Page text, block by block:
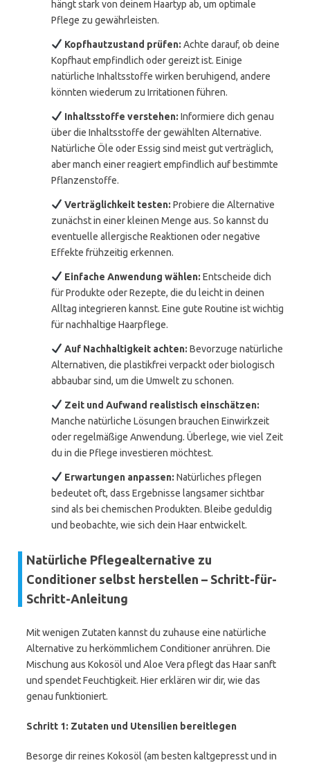
hängt stark von deinem Haartyp ab, um optimale
Pflege zu gewährleisten.
Kopfhautzustand prüfen: Achte darauf, ob deine
Kopfhaut empfindlich oder gereizt ist. Einige
natürliche Inhaltsstoffe wirken beruhigend, andere
könnten wiederum zu Irritationen führen.
Inhaltsstoffe verstehen: Informiere dich genau
über die Inhaltsstoffe der gewählten Alternative.
Natürliche Öle oder Essig sind meist gut verträglich,
aber manch einer reagiert empfindlich auf bestimmte
Pflanzenstoffe.
Verträglichkeit testen: Probiere die Alternative
zunächst in einer kleinen Menge aus. So kannst du
eventuelle allergische Reaktionen oder negative
Effekte frühzeitig erkennen.
Einfache Anwendung wählen: Entscheide dich
für Produkte oder Rezepte, die du leicht in deinen
Alltag integrieren kannst. Eine gute Routine ist wichtig
für nachhaltige Haarpflege.
Auf Nachhaltigkeit achten: Bevorzuge natürliche
Alternativen, die plastikfrei verpackt oder biologisch
abbaubar sind, um die Umwelt zu schonen.
Zeit und Aufwand realistisch einschätzen:
Manche natürliche Lösungen brauchen Einwirkzeit
oder regelmäßige Anwendung. Überlege, wie viel Zeit
du in die Pflege investieren möchtest.
Erwartungen anpassen: Natürliches pflegen
bedeutet oft, dass Ergebnisse langsamer sichtbar
sind als bei chemischen Produkten. Bleibe geduldig
und beobachte, wie sich dein Haar entwickelt.
Natürliche Pflegealternative zu
Conditioner selbst herstellen – Schritt-für-
Schritt-Anleitung
Mit wenigen Zutaten kannst du zuhause eine natürliche
Alternative zu herkömmlichem Conditioner anrühren. Die
Mischung aus Kokosöl und Aloe Vera pflegt das Haar sanft
und spendet Feuchtigkeit. Hier erklären wir dir, wie das
genau funktioniert.
Schritt 1: Zutaten und Utensilien bereitlegen
Besorge dir reines Kokosöl (am besten kaltgepresst und in